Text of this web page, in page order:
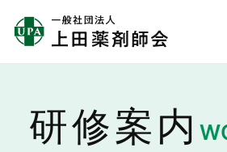
研修案内